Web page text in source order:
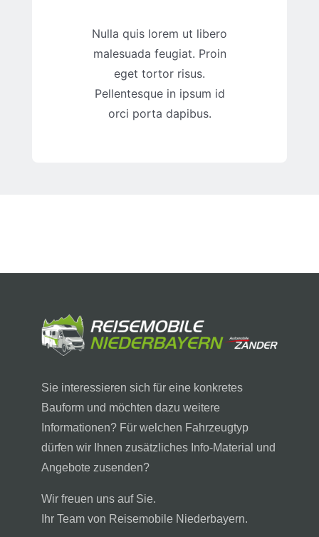
Nulla quis lorem ut libero
malesuada feugiat. Proin
eget tortor risus.
Pellentesque in ipsum id
orci porta dapibus.
Sie interessieren sich für eine konkretes
Bauform und möchten dazu weitere
Informationen? Für welchen Fahrzeugtyp
dürfen wir Ihnen zusätzliches Info-Material und
Angebote zusenden?
Wir freuen uns auf Sie.
Ihr Team von Reisemobile Niederbayern.